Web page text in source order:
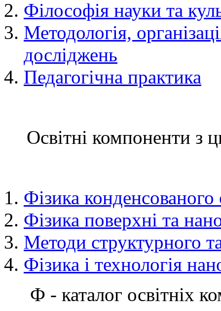
Філософія науки та
Методологія,
досліджень
Педагогічна практика
Освітні компоненти з
Фізика
Фізика поверхні та
Методи структурного
Фізика і технологія
Ф - каталог освітніх